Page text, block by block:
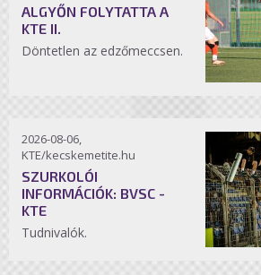
ALGYŐN FOLYTATTA A
KTE II.
Döntetlen az edzőmeccsen.
2026-08-06,
KTE/kecskemetite.hu
SZURKOLÓI
INFORMÁCIÓK: BVSC -
KTE
Tudnivalók.